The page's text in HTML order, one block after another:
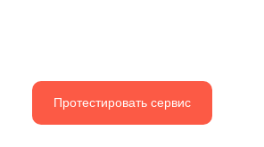
Протестировать сервис